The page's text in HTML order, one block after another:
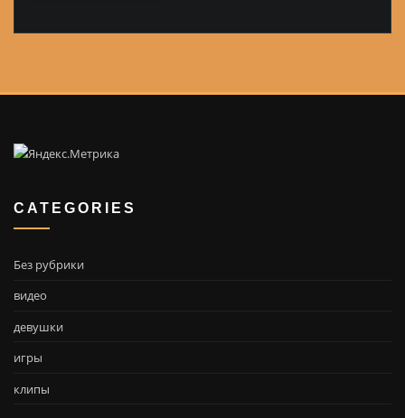
CATEGORIES
Без рубрики
видео
девушки
игры
клипы